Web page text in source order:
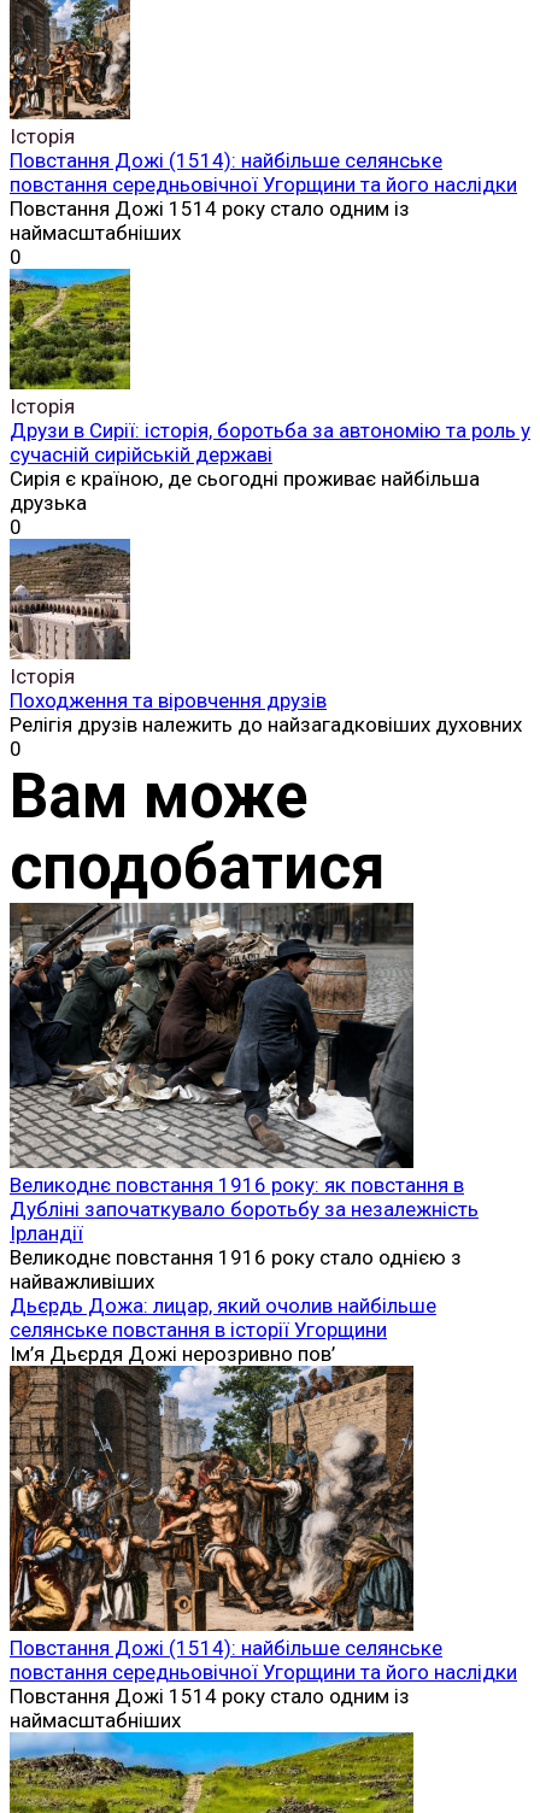
Історія
Повстання Дожі (1514): найбільше селянське
повстання середньовічної Угорщини та його наслідки
Повстання Дожі 1514 року стало одним із
наймасштабніших
0
Історія
Друзи в Сирії: історія, боротьба за автономію та роль у
сучасній сирійській державі
Сирія є країною, де сьогодні проживає найбільша
друзька
0
Історія
Походження та віровчення друзів
Релігія друзів належить до найзагадковіших духовних
0
Вам може
сподобатися
Великоднє повстання 1916 року: як повстання в
Дубліні започаткувало боротьбу за незалежність
Ірландії
Великоднє повстання 1916 року стало однією з
найважливіших
Дьєрдь Дожа: лицар, який очолив найбільше
селянське повстання в історії Угорщини
Ім’я Дьєрдя Дожі нерозривно пов’
Повстання Дожі (1514): найбільше селянське
повстання середньовічної Угорщини та його наслідки
Повстання Дожі 1514 року стало одним із
наймасштабніших